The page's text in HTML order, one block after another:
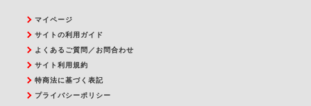
マイページ
サイトの利用ガイド
よくあるご質問／お問合わせ
サイト利用規約
特商法に基づく表記
プライバシーポリシー